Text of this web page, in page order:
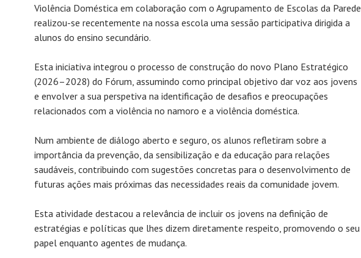
Violência Doméstica em colaboração com o Agrupamento de Escolas da Parede,
realizou-se recentemente na nossa escola uma sessão participativa dirigida a
alunos do ensino secundário.
Esta iniciativa integrou o processo de construção do novo Plano Estratégico
(2026–2028) do Fórum, assumindo como principal objetivo dar voz aos jovens
e envolver a sua perspetiva na identificação de desafios e preocupações
relacionados com a violência no namoro e a violência doméstica.
Num ambiente de diálogo aberto e seguro, os alunos refletiram sobre a
importância da prevenção, da sensibilização e da educação para relações
saudáveis, contribuindo com sugestões concretas para o desenvolvimento de
futuras ações mais próximas das necessidades reais da comunidade jovem.
Esta atividade destacou a relevância de incluir os jovens na definição de
estratégias e políticas que lhes dizem diretamente respeito, promovendo o seu
papel enquanto agentes de mudança.